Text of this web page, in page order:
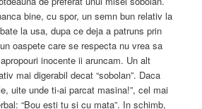
bine, cu spor, un semn bun relativ la
la usa, dupa ce deja a patruns prin
oaspete care se respecta nu vrea sa
inocente ii aruncam. Un alt
mai digerabil decat “sobolan”. Daca
uite unde ti-ai parcat masina!”, cel mai
“Bou esti tu si cu mata”. In schimb,